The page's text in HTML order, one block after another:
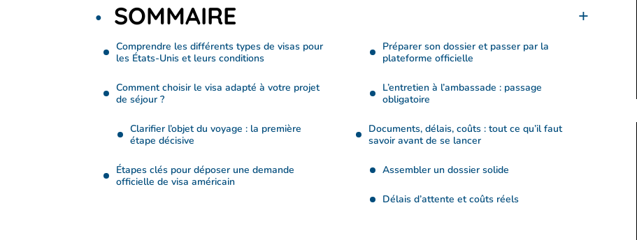
SOMMAIRE
Comprendre les différents types de visas pour
les États-Unis et leurs conditions
Comment choisir le visa adapté à votre projet
de séjour ?
Clarifier l’objet du voyage : la première
étape décisive
Étapes clés pour déposer une demande
officielle de visa américain
Préparer son dossier et passer par la
plateforme officielle
L’entretien à l’ambassade : passage
obligatoire
Documents, délais, coûts : tout ce qu’il faut
savoir avant de se lancer
Assembler un dossier solide
Délais d’attente et coûts réels